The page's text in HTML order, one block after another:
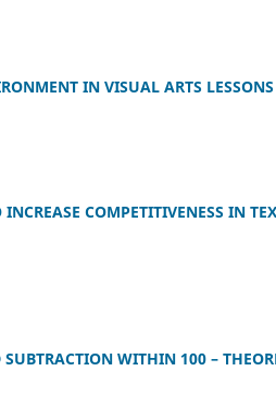
IN VISUAL ARTS LESSONS
COMPETITIVENESS IN
WITHIN 100 –